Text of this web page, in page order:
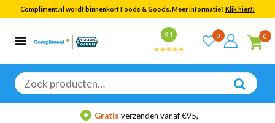
Compliment.nl wordt binnenkort Foods & Goods. Meer informatie? Klik hier!!
9.1 0 0
Zoeken
naar:
Categorieën
Bekijk alle resultaten
verzenden vanaf €95,-